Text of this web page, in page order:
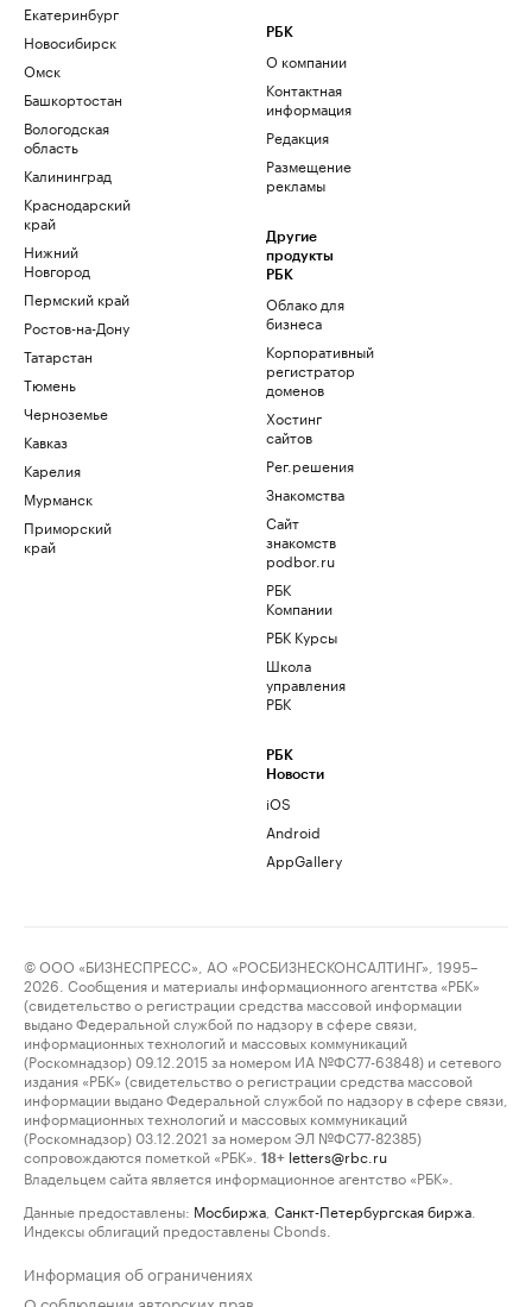
Екатеринбург
Новосибирск
Омск
Башкортостан
Вологодская
область
Калининград
Краснодарский
край
Нижний
Новгород
Пермский край
Ростов-на-Дону
Татарстан
Тюмень
Черноземье
Кавказ
Карелия
Мурманск
Приморский
край
РБК
О компании
Контактная
информация
Редакция
Размещение
рекламы
Другие
продукты
РБК
Облако для
бизнеса
Корпоративный
регистратор
доменов
Хостинг
сайтов
Рег.решения
Знакомства
Сайт
знакомств
podbor.ru
РБК
Компании
РБК Курсы
Школа
управления
РБК
РБК
Новости
iOS
Android
AppGallery
© ООО «БИЗНЕСПРЕСС», АО «РОСБИЗНЕСКОНСАЛТИНГ», 1995–
2026. Сообщения и материалы информационного агентства «РБК»
(свидетельство о регистрации средства массовой информации
выдано Федеральной службой по надзору в сфере связи,
информационных технологий и массовых коммуникаций
(Роскомнадзор) 09.12.2015 за номером ИА №ФС77-63848) и сетевого
издания «РБК» (свидетельство о регистрации средства массовой
информации выдано Федеральной службой по надзору в сфере связи,
информационных технологий и массовых коммуникаций
(Роскомнадзор) 03.12.2021 за номером ЭЛ №ФС77-82385)
сопровождаются пометкой «РБК».
18+ letters@rbc.ru
Владельцем сайта является информационное агентство «РБК».
Данные предоставлены: Мосбиржа Санкт-Петербургская биржа
Индексы облигаций предоставлены Cbonds.
Информация об ограничениях
О соблюдении авторских прав